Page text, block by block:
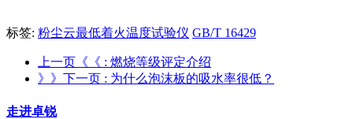
标签: 粉尘云最低着火温度试验仪 GB/T 16429
上一页《《 : 燃烧等级评定介绍
》》下一页 : 为什么泡沫板的吸水率很低？
走进卓锐